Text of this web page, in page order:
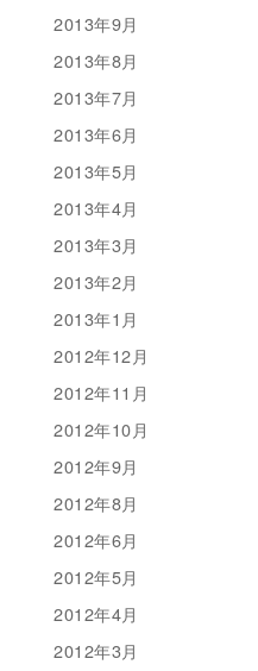
2013年9月
2013年8月
2013年7月
2013年6月
2013年5月
2013年4月
2013年3月
2013年2月
2013年1月
2012年12月
2012年11月
2012年10月
2012年9月
2012年8月
2012年6月
2012年5月
2012年4月
2012年3月